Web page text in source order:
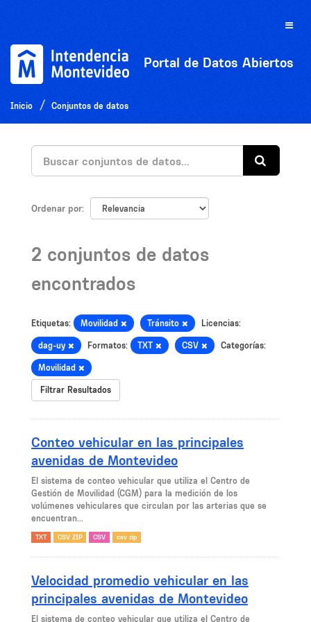
Toggle
Portal de Datos Abiertos
Inicio Conjuntos de datos
Ordenar por
2 conjuntos de datos
encontrados
Etiquetas: Movilidad Tránsito Licencias:
dag-uy Formatos: TXT CSV Categorías:
Movilidad
Filtrar Resultados
Conteo vehicular en las principales
avenidas de Montevideo
El sistema de conteo vehicular que utiliza el Centro de
Gestión de Movilidad (CGM) para la medición de los
volúmenes vehiculares que circulan por las arterias que se
encuentran...
TXT CSV ZIP CSV csv zip
Velocidad promedio vehicular en las
principales avenidas de Montevideo
El sistema de conteo vehicular que utiliza el Centro de